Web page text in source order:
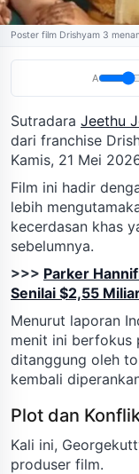
Poster film Drishyam 3
A
Sutradara Jeethu
dari franchise
Kamis, 21 Mei
Film ini hadir
lebih
kecerdasan khas
sebelumnya.
>>> Parker
Senilai $2,55
Menurut laporan
menit ini berfokus
ditanggung oleh
kembali
Plot dan
Kali ini,
produser film.